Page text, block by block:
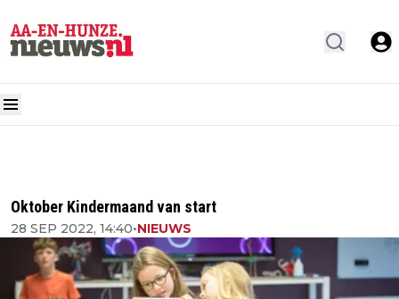
Oktober Kindermaand van start
28 SEP 2022, 14:40•NIEUWS